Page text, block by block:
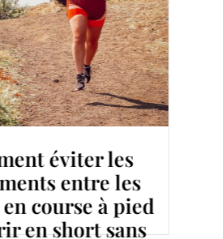
éviter les
entre les
à pied
short sans